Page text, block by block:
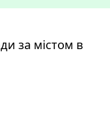
за містом в